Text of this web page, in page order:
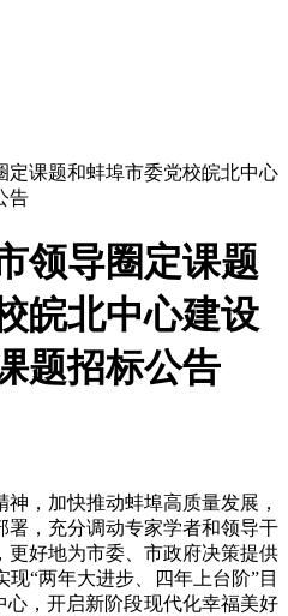
定课题和蚌埠市委党校皖北中心
告
领导圈定课题
皖北中心建设
题招标公告
，加快推动蚌埠高质量发展，
署，充分调动专家学者和领导干
更好地为市委、市政府决策提供
“两年大进步、四年上台阶”目
心，开启新阶段现代化幸福美好